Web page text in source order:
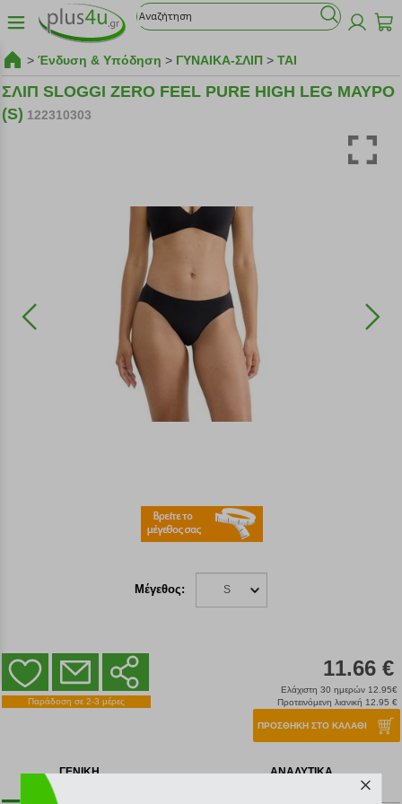
> Ένδυση & Υπόδηση > ΓΥΝΑΙΚΑ-ΣΛΙΠ > TAI
ΣΛΙΠ SLOGGI ZERO FEEL PURE HIGH LEG ΜΑΥΡΟ
(S) 122310303
Μέγεθος: S
Παράδοση σε 2-3 μέρες
11.66 €
Ελάχιστη 30 ημερών 12.95€
Προτεινόμενη λιανική 12.95 €
ΠΡΟΣΘΗΚΗ ΣΤΟ ΚΑΛΑΘΙ
ΓΕΝΙΚΗ
ΠΕΡΙΓΡΑΦΗ
ΑΝΑΛΥΤΙΚΑ